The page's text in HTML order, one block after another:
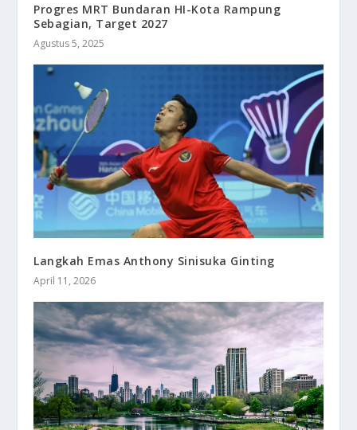
Progres MRT Bundaran HI-Kota Rampung
Sebagian, Target 2027
Agustus 5, 2025
Langkah Emas Anthony Sinisuka Ginting
April 11, 2026